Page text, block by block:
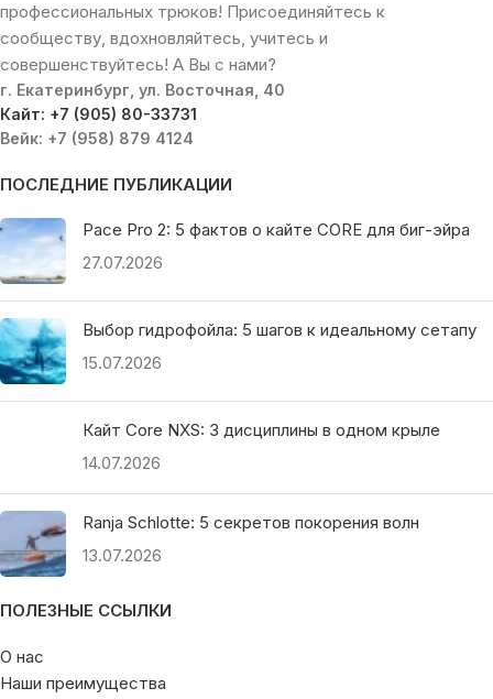
профессиональных трюков! Присоединяйтесь к
сообществу, вдохновляйтесь, учитесь и
совершенствуйтесь! А Вы с нами?
г. Екатеринбург, ул. Восточная, 40
Кайт: +7 (905) 80-33731
Вейк: +7 (958) 879 4124
ПОСЛЕДНИЕ ПУБЛИКАЦИИ
Pace Pro 2: 5 фактов о кайте CORE для биг-эйра
27.07.2026
Выбор гидрофойла: 5 шагов к идеальному сетапу
15.07.2026
Кайт Core NXS: 3 дисциплины в одном крыле
14.07.2026
Ranja Schlotte: 5 секретов покорения волн
13.07.2026
ПОЛЕЗНЫЕ ССЫЛКИ
О нас
Наши преимущества